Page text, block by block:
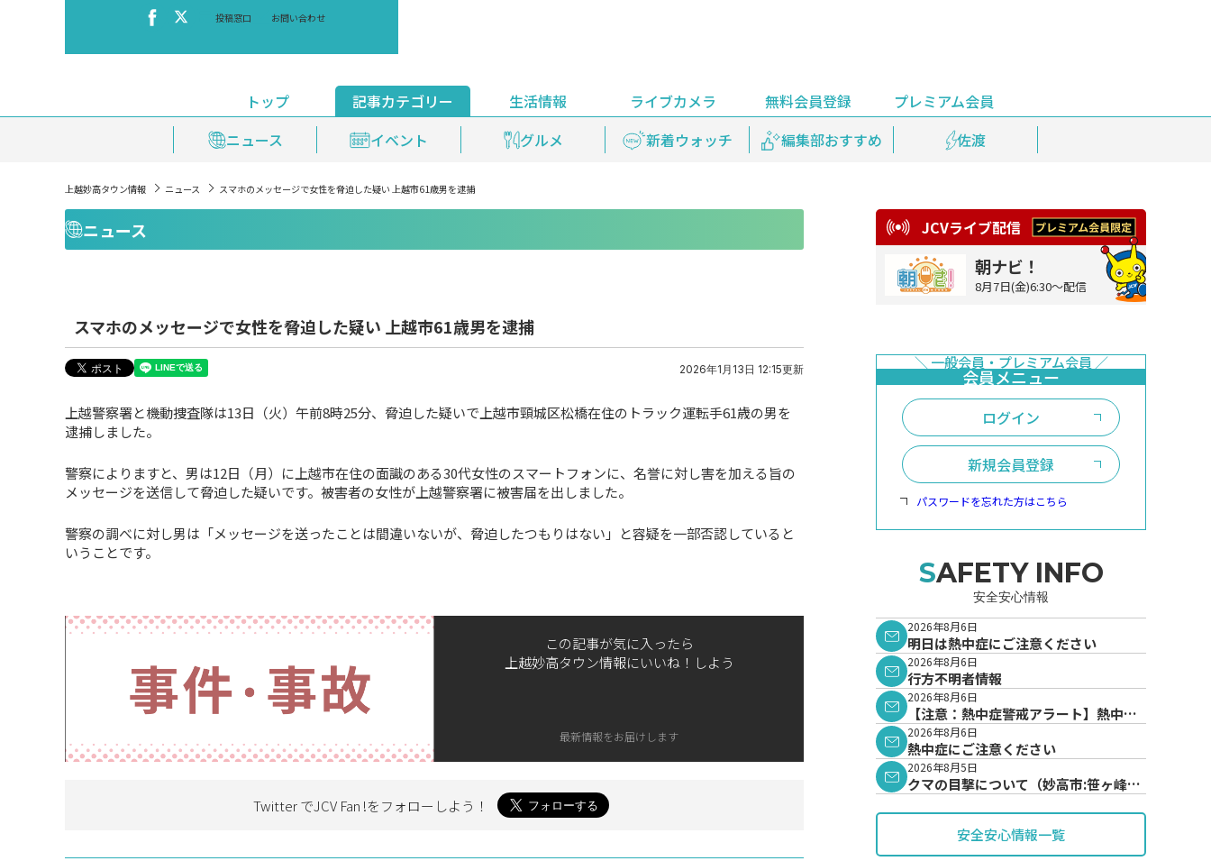
投稿窓口 お問い合わせ
トップ
記事カテゴリー
ニュース
イベント グルメ 新着ウォッチ 編集部おすすめ 佐渡
生活情報
おくやみ情報
安全安心情報 天気 上越妙高百景 鉄道情報
ライブカメラ 無料会員登録
プレミアム会員
ライブ配信
見逃し配信 プレミアム会員登録
上越妙高タウン情報 ニュース スマホのメッセージで女性を脅迫した疑い 上越市61歳男を逮捕
ニュース
スマホのメッセージで女性を脅迫した疑い 上越市61歳男を逮捕
2026年1月13日 12:15更新
上越警察署と機動捜査隊は13日（火）午前8時25分、脅迫した疑いで上越市頸城区松橋在住のトラック運転手61歳の男を
逮捕しました。
警察によりますと、男は12日（月）に上越市在住の面識のある30代女性のスマートフォンに、名誉に対し害を加える旨の
メッセージを送信して脅迫した疑いです。被害者の女性が上越警察署に被害届を出しました。
警察の調べに対し男は「メッセージを送ったことは間違いないが、脅迫したつもりはない」と容疑を一部否認していると
いうことです。
この記事が気に入ったら
上越妙高タウン情報にいいね！しよう
最新情報をお届けします
Twitter でJCV Fan !をフォローしよう！
JCVライブ配信
朝ナビ！
8月7日(金)6:30～配信
ログイン
新規会員登録
パスワードを忘れた方はこちら
SAFETY INFO
安全安心情報
2026年8月6日
明日は熱中症にご注意ください
2026年8月6日
行方不明者情報
2026年8月6日
【注意：熱中症警戒アラート】熱中症
警戒アラートが発表されています。
2026年8月6日
熱中症にご注意ください
2026年8月5日
クマの目撃について（妙高市:笹ヶ峰地
安全安心情報一覧